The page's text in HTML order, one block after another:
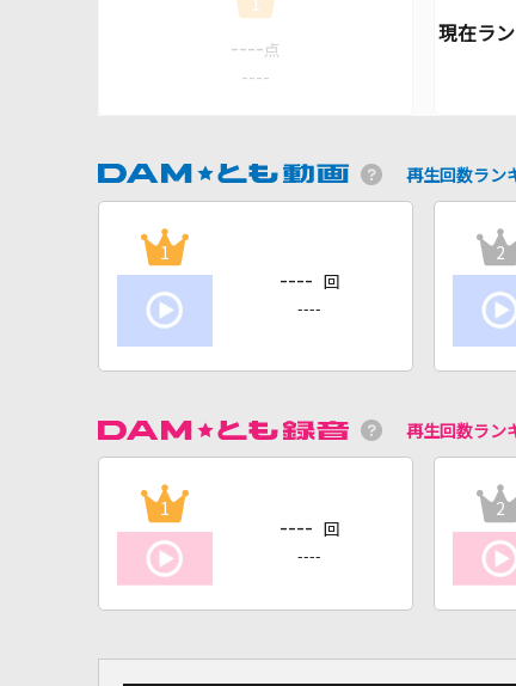
1
---- 点
----
再生回数ラン
1
---- 回
----
2
再生回数ラン
1
---- 回
----
2